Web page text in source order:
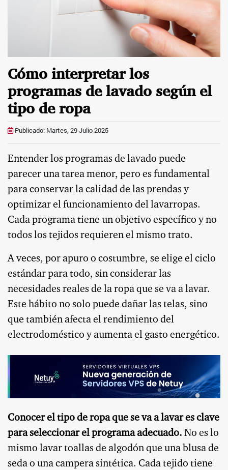
Cómo interpretar los
programas de lavado según el
tipo de ropa
Publicado: Martes, 29 Julio 2025
Entender los programas de lavado puede
parecer una tarea menor, pero es fundamental
para conservar la calidad de las prendas y
optimizar el funcionamiento del lavarropas.
Cada programa tiene un objetivo específico y no
todos los tejidos requieren el mismo trato.
A veces, por apuro o costumbre, se elige el ciclo
estándar para todo, sin considerar las
necesidades reales de la ropa que se va a lavar.
Este hábito no solo puede dañar las telas, sino
que también afecta el rendimiento del
electrodoméstico y aumenta el gasto energético.
Conocer el tipo de ropa que se va a lavar es clave
para seleccionar el programa adecuado. No es lo
mismo lavar toallas de algodón que una blusa de
seda o una campera sintética. Cada tejido tiene